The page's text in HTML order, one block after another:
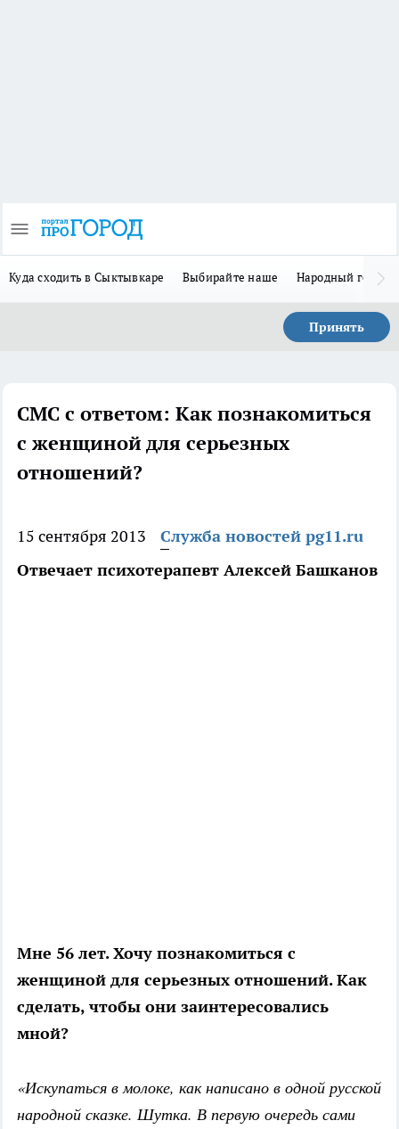
Куда сходить в Сыктывкаре Выбирайте наше Народный герой-
Принять
СМС с ответом: Как познакомиться
с женщиной для серьезных
отношений?
15 сентября 2013
Служба новостей pg11.ru
Отвечает психотерапевт Алексей Башканов
Мне 56 лет. Хочу познакомиться с
женщиной для серьезных отношений. Как
сделать, чтобы они заинтересовались
мной?
«Искупаться в молоке, как написано в одной русской
народной сказке. Шутка. В первую очередь сами